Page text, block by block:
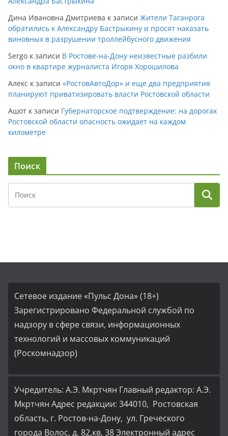
Дина Ивановна Дмитриева к записи Жители Таганрога
обратились к Александру Бастрыкину и просят наказать
виновных в разрушении троллейбусного движения
Sergo к записи В Ростове-на-Дону неизвестные разбили
окно в квартире журналиста Игоря Хорошилова
Алекс к записи «РостовАвтоДор» и еще два предприятия
планируют приватизировать власти Ростовской области
Ашот к записи Губернаторское подтверждение: на дорогах
Ростовской области опасность ожидает на каждом
километре
Поиск
Сетевое издание «Пульс Дона» (18+)
Зарегистрировано Федеральной службой по
надзору в сфере связи, информационных
технологий и массовых коммуникаций
(Роскомнадзор)
Учредитель: А.Э. Мкртчян Главный редактор: А.Э.
Мкртчян Адрес редакции: 344010, Ростовская
область, г. Ростов-на-Дону, ул. Греческого
города Волос, д. 82,кв, 38 Электронный адрес